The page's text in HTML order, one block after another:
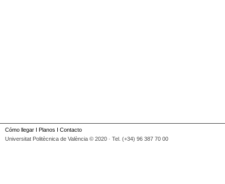
Cómo llegar I Planos I Contacto
Universitat Politècnica de València © 2020 · Tel. (+34) 96 387 70 00